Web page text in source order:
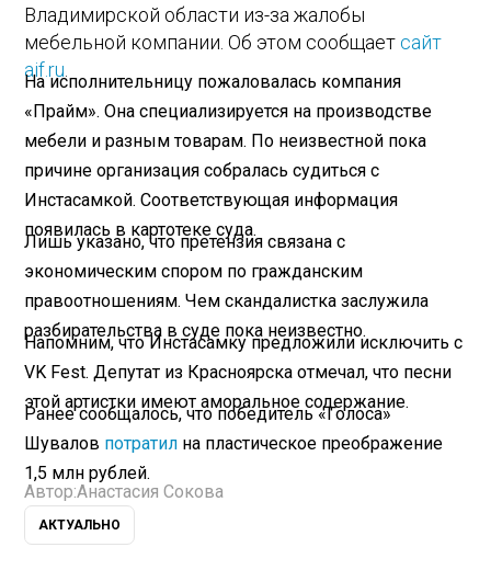
Владимирской области из-за жалобы
мебельной компании. Об этом сообщает сайт
aif.ru
На исполнительницу пожаловалась компания
«Прайм». Она специализируется на производстве
мебели и разным товарам. По неизвестной пока
причине организация собралась судиться с
Инстасамкой. Соответствующая информация
появилась в картотеке суда.
Лишь указано, что претензия связана с
экономическим спором по гражданским
правоотношениям. Чем скандалистка заслужила
разбирательства в суде пока неизвестно.
Напомним, что Инстасамку предложили исключить с
VK Fest. Депутат из Красноярска отмечал, что песни
этой артистки имеют аморальное содержание.
Ранее сообщалось, что победитель «Голоса»
Шувалов потратил на пластическое преображение
1,5 млн рублей.
Автор:Анастасия Сокова
АКТУАЛЬНО